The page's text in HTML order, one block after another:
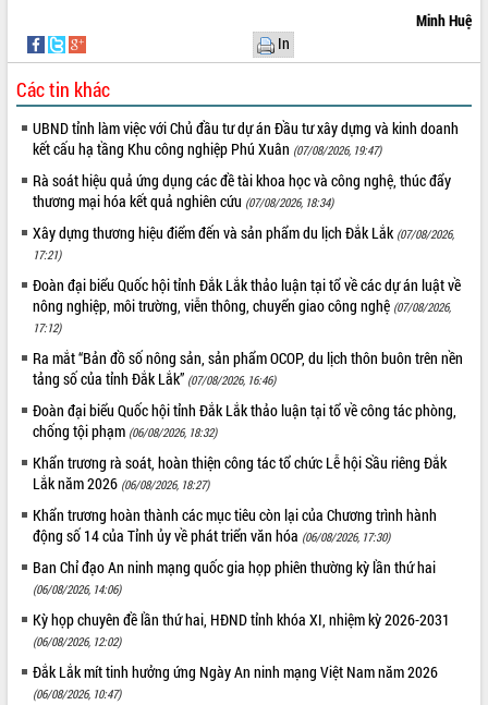
và tặng quà người dân xã Cư Pui
Hội nghị UBND tỉnh Đắk Lắk thường kỳ
tháng 7/2026
Lễ truy tặng danh hiệu “Bà Mẹ Việt
Nam Anh hùng” và trao Huân chương
Lao động
UBND tỉnh Đắk Lắk triển khai nhiệm
vụ 6 tháng cuối năm 2026
Kỳ họp thứ Hai, Hội đồng nhân dân
tỉnh khóa XI quyết nghị nhiều nội dung
quan trọng
Bí thư Tỉnh ủy Lương Nguyễn Minh
Triết thăm, tặng quà người có công với
Rà soát, hoàn thiện hệ thống thiết chế
văn hóa, thể thao đáp ứng yêu cầu
phát triển mới
Thường trực HĐND tỉnh Đắk Lắk gặp
mặt Đoàn chuyên gia y tế TP. Hồ Chí
Minh
Lễ truy điệu và an táng hài cốt liệt sĩ
tại Nghĩa trang Liệt sĩ xã Sơn Hòa
ALBUM ẢNH
LIÊN KẾT WEB
THỐNG KÊ TRUY CẬP
Hôm nay: 19689
Minh Huệ
In
Các tin khác
UBND tỉnh làm việc với Chủ đầu tư dự án Đầu tư xây dựng và kinh doanh
kết cấu hạ tầng Khu công nghiệp Phú Xuân (07/08/2026, 19:47)
Rà soát hiệu quả ứng dụng các đề tài khoa học và công nghệ, thúc đẩy
thương mại hóa kết quả nghiên cứu (07/08/2026, 18:34)
Xây dựng thương hiệu điểm đến và sản phẩm du lịch Đắk Lắk (07/08/2026,
17:21)
Đoàn đại biểu Quốc hội tỉnh Đắk Lắk thảo luận tại tổ về các dự án luật về
nông nghiệp, môi trường, viễn thông, chuyển giao công nghệ (07/08/2026,
17:12)
Ra mắt “Bản đồ số nông sản, sản phẩm OCOP, du lịch thôn buôn trên nền
tảng số của tỉnh Đắk Lắk” (07/08/2026, 16:46)
Đoàn đại biểu Quốc hội tỉnh Đắk Lắk thảo luận tại tổ về công tác phòng,
chống tội phạm (06/08/2026, 18:32)
Khẩn trương rà soát, hoàn thiện công tác tổ chức Lễ hội Sầu riêng Đắk
Lắk năm 2026 (06/08/2026, 18:27)
Khẩn trương hoàn thành các mục tiêu còn lại của Chương trình hành
động số 14 của Tỉnh ủy về phát triển văn hóa (06/08/2026, 17:30)
Ban Chỉ đạo An ninh mạng quốc gia họp phiên thường kỳ lần thứ hai
(06/08/2026, 14:06)
Kỳ họp chuyên đề lần thứ hai, HĐND tỉnh khóa XI, nhiệm kỳ 2026-2031
(06/08/2026, 12:02)
Đắk Lắk mít tinh hưởng ứng Ngày An ninh mạng Việt Nam năm 2026
(06/08/2026, 10:47)